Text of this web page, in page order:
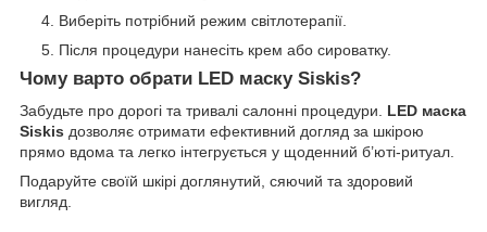
Виберіть потрібний режим світлотерапії.
Після процедури нанесіть крем або сироватку.
Чому варто обрати LED маску Siskis?
Забудьте про дорогі та тривалі салонні процедури. LED маска
Siskis дозволяє отримати ефективний догляд за шкірою
прямо вдома та легко інтегрується у щоденний б’юті-ритуал.
Подаруйте своїй шкірі доглянутий, сяючий та здоровий
вигляд.